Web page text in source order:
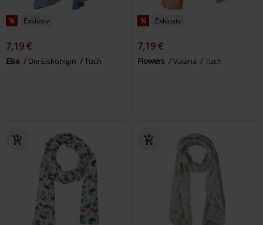
% Exklusiv
7,19 €
Elsa Die Eiskönigin Tuch
% Exklusiv
7,19 €
Flowers Vaiana Tuch